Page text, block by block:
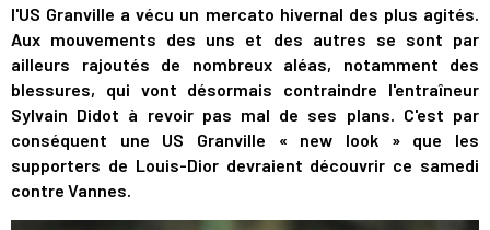
l'US Granville a vécu un mercato hivernal des plus agités.
Aux mouvements des uns et des autres se sont par
ailleurs rajoutés de nombreux aléas, notamment des
blessures, qui vont désormais contraindre l'entraîneur
Sylvain Didot à revoir pas mal de ses plans. C'est par
conséquent une US Granville « new look » que les
supporters de Louis-Dior devraient découvrir ce samedi
contre Vannes.